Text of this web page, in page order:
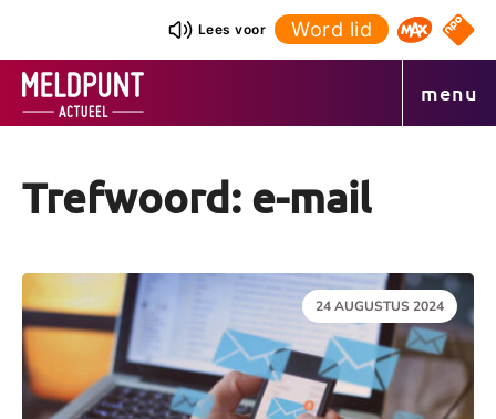
inhoud
Lees voor Word lid Omroep
NPO
menu
Trefwoord: e-mail
DATUM:
24 AUGUSTUS 2024